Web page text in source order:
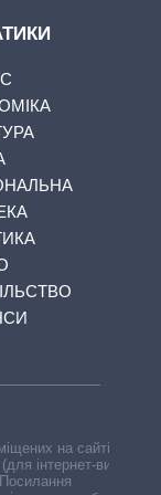
на сайті,
інтернет-видань